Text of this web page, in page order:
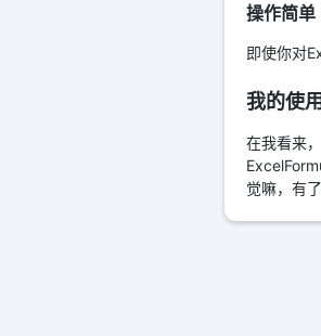
操作简单
即使你对
我的使
在我看来
觉嘛，有